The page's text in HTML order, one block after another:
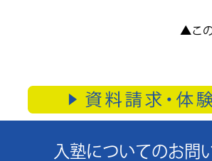
▲こ
入塾についてのお問